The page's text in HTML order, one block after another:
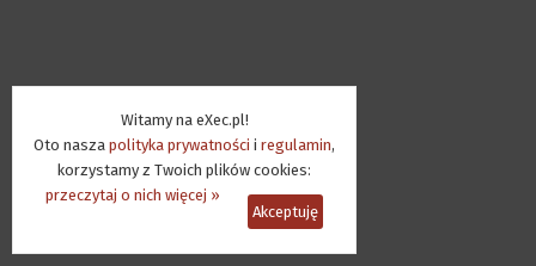
Witamy na eXec.pl!
Oto nasza polityka prywatności i regulamin,
korzystamy z Twoich plików cookies:
przeczytaj o nich więcej »
Akceptuję